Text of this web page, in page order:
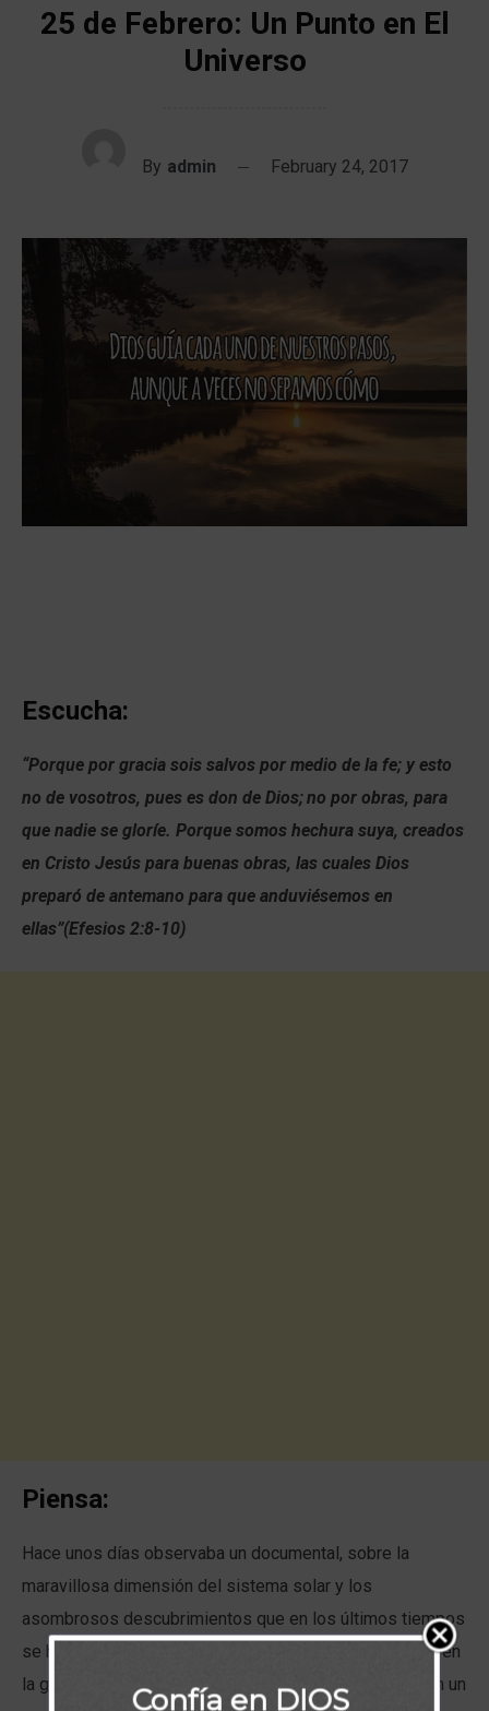
25 de Febrero: Un Punto en El
Universo
By admin February 24, 2017
Escucha:
“Porque por gracia sois salvos por medio de la fe; y esto
no de vosotros, pues es don de Dios;no por obras, para
que nadie se gloríe. Porque somos hechura suya, creados
en Cristo Jesús para buenas obras, las cuales Dios
preparó de antemano para que anduviésemos en
ellas”(Efesios 2:8-10)
Piensa:
Hace unos días observaba un documental, sobre la
maravillosa dimensión del sistema solar y los
asombrosos descubrimientos que en los últimos tiempos
se habían realizado. Uno de ellos constata que existen en
la galaxia, alrededor de 40 mil millones de planetas con un
Confía en DIOS